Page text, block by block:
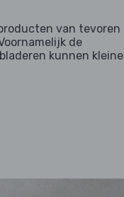
van tevoren
de
kunnen kleine